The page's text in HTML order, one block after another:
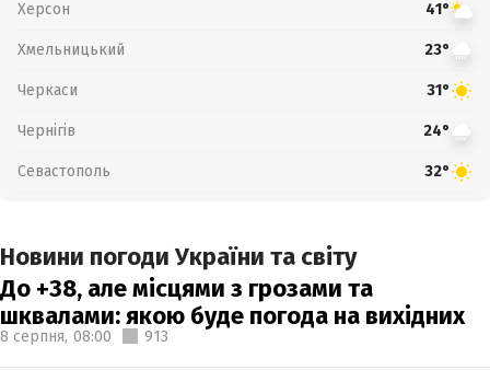
Херсон 41°
Хмельницький 23°
Черкаси 31°
Чернігів 24°
Севастополь 32°
Новини погоди України та світу
До +38, але місцями з грозами та
шквалами: якою буде погода на вихідних
8 серпня, 08:00 913